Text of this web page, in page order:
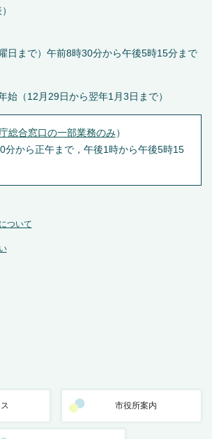
ついて
市役所案内
日まで）午前8時30分から午後5時15分まで
始（12月29日から翌年1月3日まで）
総合窓口の一部業務のみ ）
から正午まで，午後1時から午後5時15